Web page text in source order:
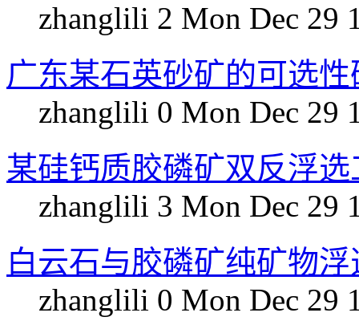
zhanglili 2 Mon Dec 29
广东某石英砂矿的可选性
zhanglili 0 Mon Dec 29
某硅钙质胶磷矿双反浮
zhanglili 3 Mon Dec 29
白云石与胶磷矿纯矿物
zhanglili 0 Mon Dec 29